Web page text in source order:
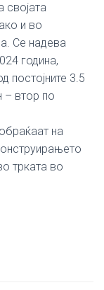
својата
и во
Се надева
година,
постојните 3.5
– втор по
на
трката во